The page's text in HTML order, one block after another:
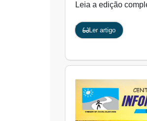
Leia a edição
...
Ler artigo